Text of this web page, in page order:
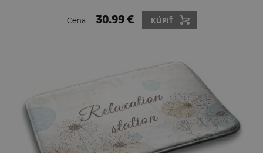
Cena: 30.99 € KÚPIŤ